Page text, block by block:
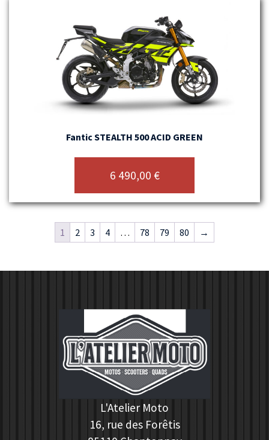
Fantic STEALTH 500 ACID GREEN
6 490,00 €
1 2 3 4 … 78 79 80 →
L'Atelier Moto
16, rue des Forêtis